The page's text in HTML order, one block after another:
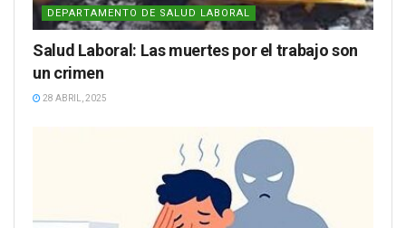
DEPARTAMENTO DE SALUD LABORAL
Salud Laboral: Las muertes por el trabajo son
un crimen
28 ABRIL, 2025